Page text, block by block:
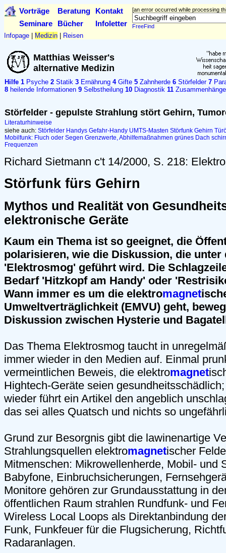
Vorträge Beratung Kontakt [an error occurred while processing
FreeFind
Seminare Bücher Infoletter
Infopage Medizin Reisen
Matthias Weisser's
alternative Medizin
Hilfe 1 Psyche 2 Statik 3 Ernährung 4Gifte 5 Zahnherde 6 Störfelder 7
8 heilende Informationen 9 Selbstheilung 10 Diagnostik 11 Zusammenhänge
Störfelder - gepulste Strahlung stört Gehirn,
Literaturhinweise
siehe auch: Störfelder Handys Gefahr-Handy UMTS-Masten Störfunk Gehirn
Mobilfunk: Fluch oder Segen Grenzwerte, Abhilfemaßnahmen grünes Dach
Frequenzen
Richard Sietmann c't 14/2000, S. 218:
Störfunk fürs Gehirn
Mythos und Realität von
elektronische Geräte
Kaum ein Thema ist so geeignet, die
polarisieren, wie die Diskussion, die unter
'Elektrosmog' geführt wird. Die
Bedarf 'Hitzkopf am Handy' oder
Wann immer es um die elektromagnet
Umweltverträglichkeit (EMVU) geht,
Diskussion zwischen Hysterie und
Das Thema Elektrosmog taucht in
immer wieder in den Medien auf. Einmal
vermeintlichen Beweis, die elektromagnet
Hightech-Geräte seien
wieder führt ein Artikel den angeblich
das sei alles Quatsch und nichts so
Grund zur Besorgnis gibt die lawinenartige
Strahlungsquellen elektromagnetischer
Mitmenschen: Mikrowellenherde, Mobil- und
Babyfone, Einbruchsicherungen,
Monitore gehören zur Grundausstattung in
öffentlichen Raum strahlen Rundfunk- und
Wireless Local Loops als Direktanbindung
Funk, Funkfeuer für die Flugsicherung,
Radaranlagen.